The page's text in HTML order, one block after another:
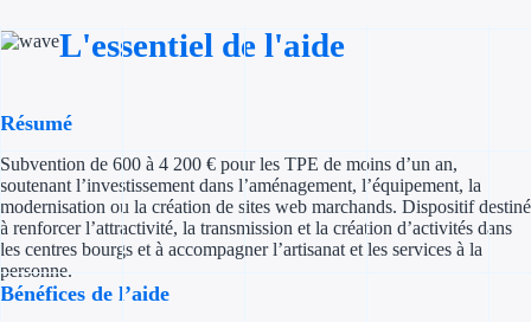
Subventions
Concours
L'essentiel de l'aide
Résumé
Subvention de 600 à 4 200 € pour les TPE de moins d’un an,
soutenant l’investissement dans l’aménagement, l’équipement, la
modernisation ou la création de sites web marchands. Dispositif destiné
à renforcer l’attractivité, la transmission et la création d’activités dans
les centres bourgs et à accompagner l’artisanat et les services à la
personne.
Bénéfices de l’aide